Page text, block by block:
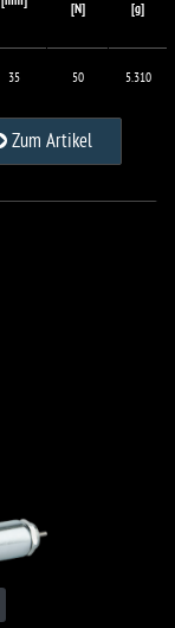
[N] [g]
35 50 5.310
Zum Artikel